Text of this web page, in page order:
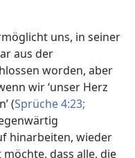
uns, in seiner
aus der
worden, aber
wir ‘unser Herz
(Sprüche 4:23;
hinarbeiten, wieder
dass alle, die